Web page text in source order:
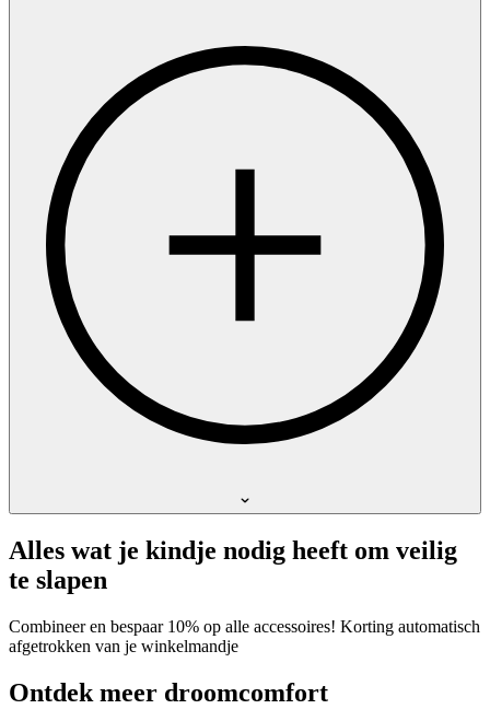
Alles wat je kindje nodig heeft om veilig
te slapen
Combineer en bespaar 10% op alle accessoires! Korting automatisch
afgetrokken van je winkelmandje
Ontdek meer droomcomfort